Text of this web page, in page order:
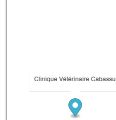
Clinique Vétérinaire Cabassu